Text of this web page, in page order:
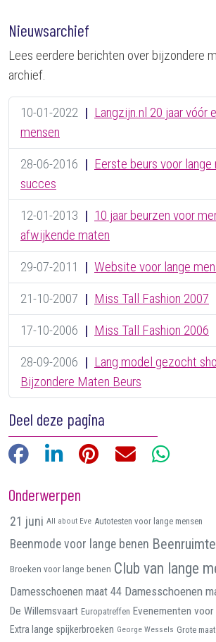
Nieuwsarchief
Lees eerdere berichten over bijzondere
archief.
10-01-2022 | Langzijn.nl 20 jaar vóór
mensen
28-06-2016 | Eerste beurs voor
succes
12-01-2013 | 10 jaar beurzen voor
afwijkende maten
29-07-2011
| Website voor lange
21-10-2007 | Miss Tall Fashion 2007
17-10-2006 | Miss Tall Fashion 2006
28-09-2006 | Lang model gezocht
Bijzondere Maten Beurs
Deel deze pagina
FacebookLinkedIn Pinterest E-mailWhatsApp
Onderwerpen
21 juni All about Eve Autotesten voor lange mensen
Beenmode voor lange benen Beenruimte
Broeken voor lange benen Club van lange
Damesschoenen maat 44 Damesschoenen
De Willemsvaart Europatreffen Evenementen voor
Extra lange spijkerbroeken George Wessels Grote